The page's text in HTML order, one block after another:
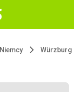
Niemcy Würzburg